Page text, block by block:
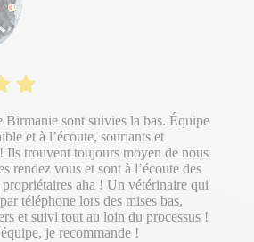
Birmanie sont suivies la bas. Équipe
et à l’écoute, souriants et
Ils trouvent toujours moyen de nous
rendez vous et sont à l’écoute des
aha ! Un vétérinaire qui
téléphone lors des mises bas,
et suivi tout au loin du processus !
je recommande !